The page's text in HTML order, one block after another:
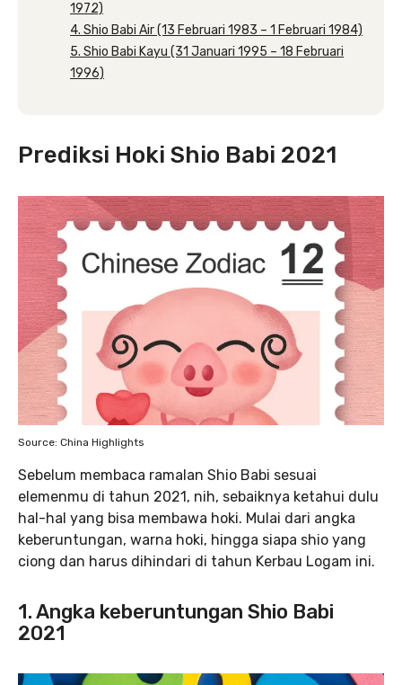
1972)
4. Shio Babi Air (13 Februari 1983 – 1 Februari 1984)
5. Shio Babi Kayu (31 Januari 1995 – 18 Februari
1996)
Prediksi Hoki Shio Babi 2021
Source: China Highlights
Sebelum membaca ramalan Shio Babi sesuai
elemenmu di tahun 2021, nih, sebaiknya ketahui dulu
hal-hal yang bisa membawa hoki. Mulai dari angka
keberuntungan, warna hoki, hingga siapa shio yang
ciong dan harus dihindari di tahun Kerbau Logam ini.
1. Angka keberuntungan Shio Babi
2021